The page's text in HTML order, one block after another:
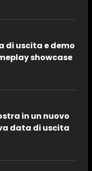
di uscita e demo
showcase
in un nuovo
data di uscita